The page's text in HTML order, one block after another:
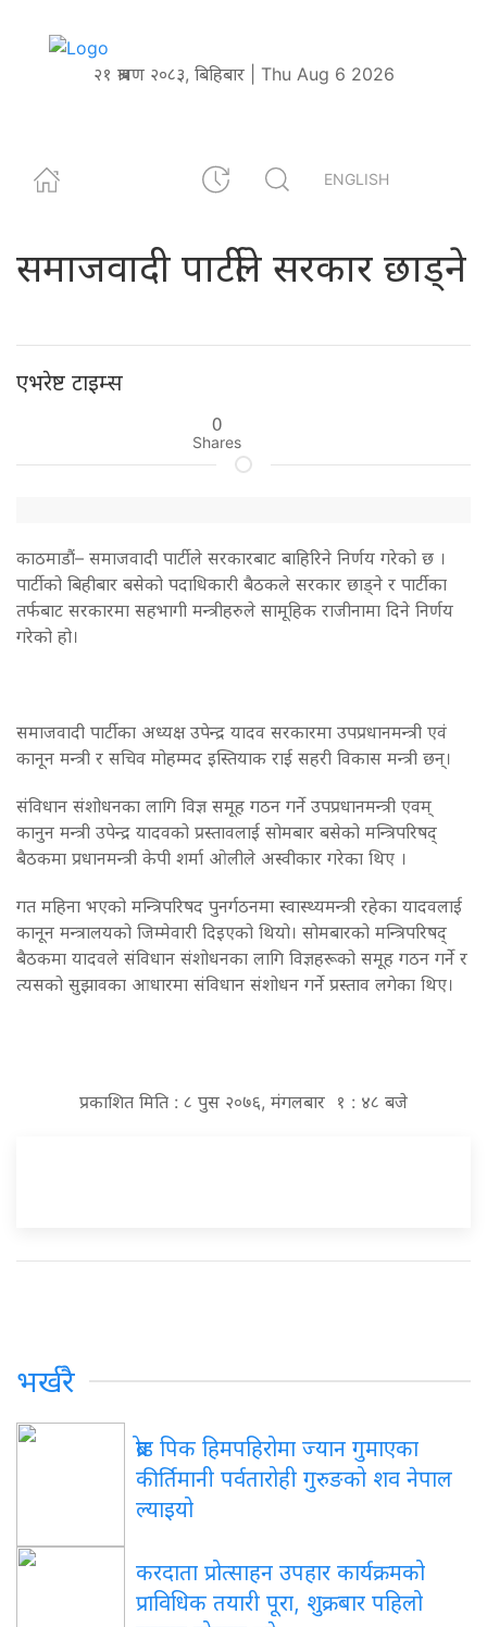
२१ श्रावण २०८३, बिहिबार | Thu Aug 6 2026
ENGLISH
समाजवादी पार्टीले सरकार छाड्ने
एभरेष्ट टाइम्स
0
Shares
काठमाडाैं– समाजवादी पार्टीले सरकारबाट बाहिरिने निर्णय गरेको छ ।
पार्टीको बिहीबार बसेको पदाधिकारी बैठकले सरकार छाड्ने र पार्टीका
तर्फबाट सरकारमा सहभागी मन्त्रीहरुले सामूहिक राजीनामा दिने निर्णय
गरेको हो।
समाजवादी पार्टीका अध्यक्ष उपेन्द्र यादव सरकारमा उपप्रधानमन्त्री एवं
कानून मन्त्री र सचिव मोहम्मद इस्तियाक राई सहरी विकास मन्त्री छन्।
संविधान संशोधनका लागि विज्ञ समूह गठन गर्ने उपप्रधानमन्त्री एवम्
कानुन मन्त्री उपेन्द्र यादवको प्रस्तावलाई सोमबार बसेको मन्त्रिपरिषद्
बैठकमा प्रधानमन्त्री केपी शर्मा ओलीले अस्वीकार गरेका थिए ।
गत महिना भएको मन्त्रिपरिषद पुनर्गठनमा स्वास्थ्यमन्त्री रहेका यादवलाई
कानून मन्त्रालयको जिम्मेवारी दिइएको थियो। सोमबारको मन्त्रिपरिषद्
बैठकमा यादवले संविधान संशोधनका लागि विज्ञहरूको समूह गठन गर्ने र
त्यसको सुझावका आधारमा संविधान संशोधन गर्ने प्रस्ताव लगेका थिए।
प्रकाशित मिति : ८ पुस २०७६, मंगलबार १ : ४८ बजे
भर्खरै
ब्रोड पिक हिमपहिरोमा ज्यान गुमाएका
कीर्तिमानी पर्वतारोही गुरुङको शव नेपाल
ल्याइयो
करदाता प्रोत्साहन उपहार कार्यक्रमको
प्राविधिक तयारी पूरा, शुक्रबार पहिलो